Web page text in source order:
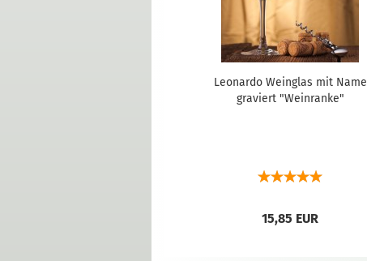
Leonardo Weinglas mit Name
graviert "Weinranke"
15,85 EUR